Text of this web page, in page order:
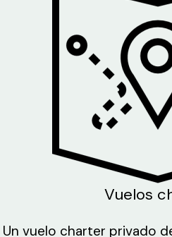
Vuelos
Un vuelo charter privado